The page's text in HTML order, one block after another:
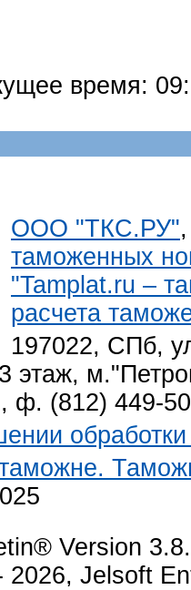
время:
ООО "ТКС.РУ"
таможенных
"Tamplat.ru –
расчета
197022, СПб,
этаж,
ф. (812) 449-
Version
2026, Jelsoft